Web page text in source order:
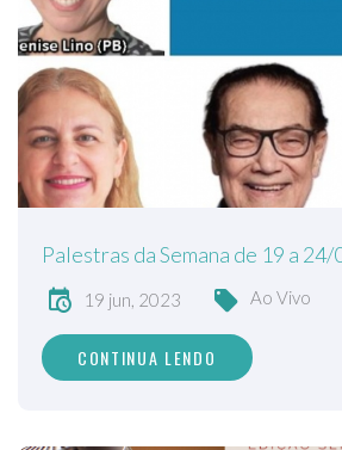
Palestras da Semana de 19 a
19 jun, 2023 Ao Vivo
CONTINUA LENDO